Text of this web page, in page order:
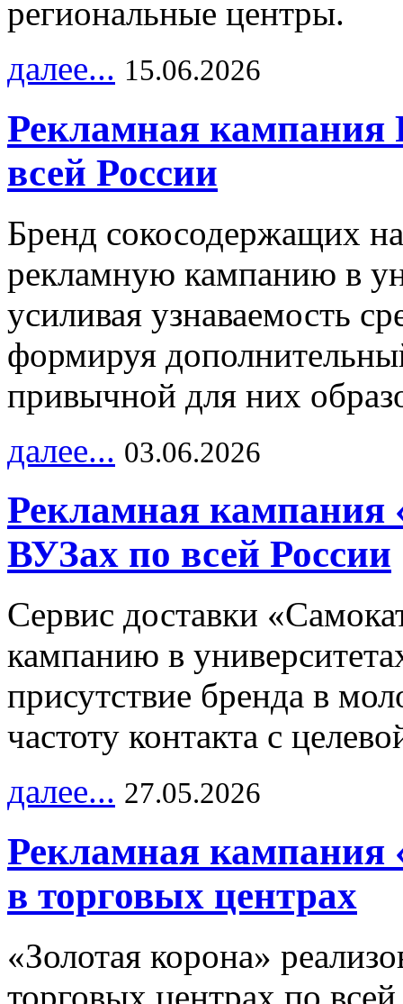
региональные центры.
далее... 15.06.2026
Рекламная
всей России
Бренд сокосодержащих
рекламную кампанию в
усиливая узнаваемость
формируя
привычной для них
далее... 03.06.2026
Рекламная кампания
ВУЗах по всей России
Сервис доставки
кампанию в
присутствие бренда в
частоту контакта с
далее... 27.05.2026
Рекламная кампания
в торговых центрах
«Золотая корона»